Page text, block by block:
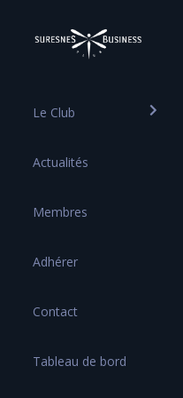
Le Club
Actualités
Membres
Adhérer
Contact
Tableau de bord